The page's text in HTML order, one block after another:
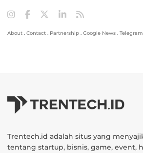
About . Contact . Partnership . Google News . Telegram
Trentech.id adalah situs yang
tentang startup, bisnis, game, event,